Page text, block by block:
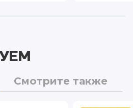
Смотрите также